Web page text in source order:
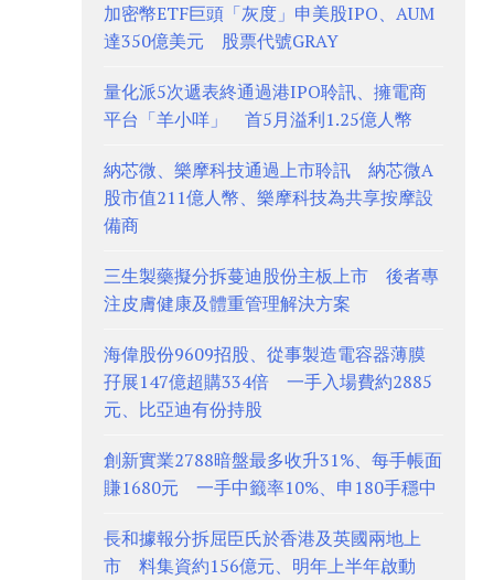
加密幣ETF巨頭「灰度」申美股IPO、AUM
達350億美元 股票代號GRAY
量化派5次遞表終通過港IPO聆訊、擁電商
平台「羊小咩」 首5月溢利1.25億人幣
納芯微、樂摩科技通過上市聆訊 納芯微A
股市值211億人幣、樂摩科技為共享按摩設
備商
三生製藥擬分拆蔓迪股份主板上市 後者專
注皮膚健康及體重管理解決方案
海偉股份9609招股、從事製造電容器薄膜
孖展147億超購334倍 一手入場費約2885
元、比亞迪有份持股
創新實業2788暗盤最多收升31%、每手帳面
賺1680元 一手中籤率10%、申180手穩中
長和據報分拆屈臣氏於香港及英國兩地上
市 料集資約156億元、明年上半年啟動